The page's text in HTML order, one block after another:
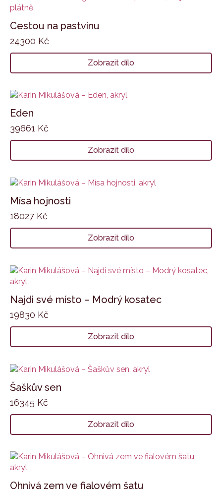
Cestou na pastvinu
24300 Kč
Zobrazit dílo
Eden
39661 Kč
Zobrazit dílo
Mísa hojnosti
18027 Kč
Zobrazit dílo
Najdi své místo – Modrý kosatec
19830 Kč
Zobrazit dílo
Šaškův sen
16345 Kč
Zobrazit dílo
Ohnivá zem ve fialovém šatu